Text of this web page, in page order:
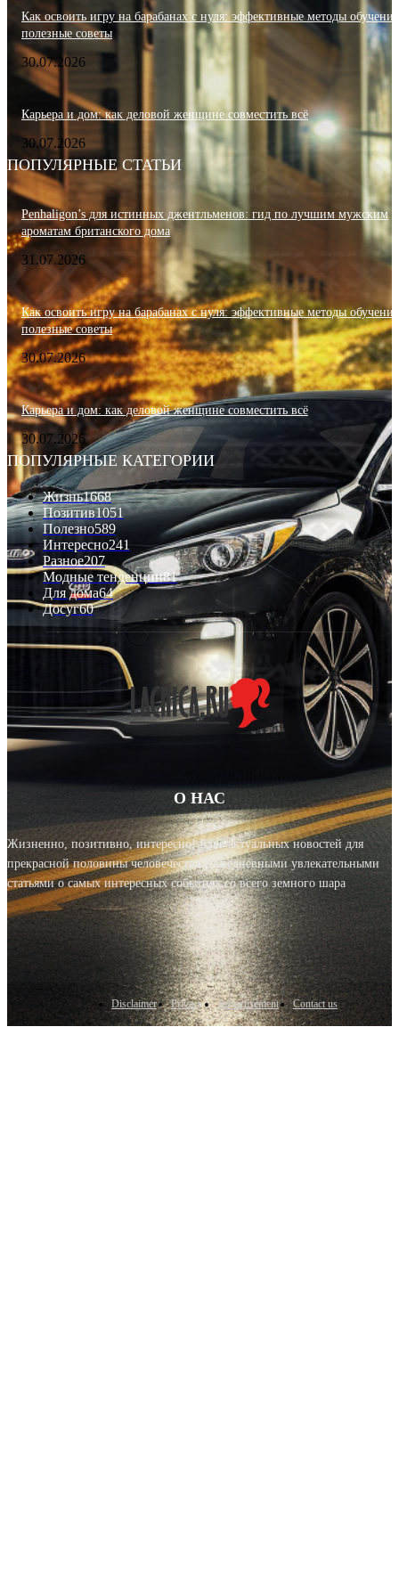
Как освоить игру на барабанах с нуля: эффективные методы
полезные советы
30.07.2026
Карьера и дом: как деловой женщине совместить всё
30.07.2026
ПОПУЛЯРНЫЕ СТАТЬИ
Penhaligon’s для истинных джентльменов: гид по лучшим мужским
ароматам британского дома
31.07.2026
Как освоить игру на барабанах с нуля: эффективные методы
полезные советы
30.07.2026
Карьера и дом: как деловой женщине совместить всё
30.07.2026
ПОПУЛЯРНЫЕ КАТЕГОРИИ
Жизнь1668
Позитив1051
Полезно589
Интересно241
Разное207
Модные тенденции81
Для дома64
Досуг60
О НАС
Жизненно, позитивно, интересно! Блог актуальных новостей для
прекрасной половины человечества с ежедневными увлекательными
статьями о самых интересных событиях со всего земного шара
Disclaimer Privacy Advertisement Contact us